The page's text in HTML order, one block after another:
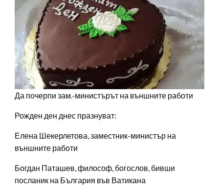
Да почерпи зам.-министърът на външните работи
Рожден ден днес празнуват:
Елена Шекерлетова, заместник-министър на
външните работи
Богдан Паташев, философ, богослов, бивши
посланик на България във Ватикана